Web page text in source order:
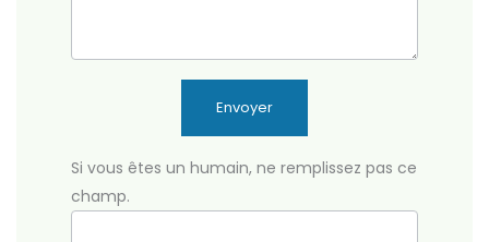
Envoyer
Si vous êtes un humain, ne remplissez pas ce
champ.